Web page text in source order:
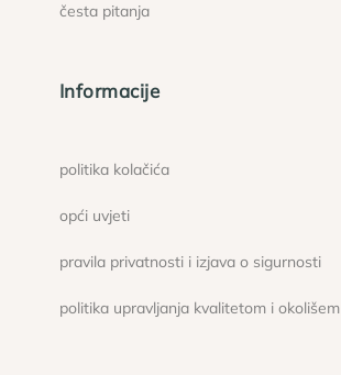
česta pitanja
Informacije
politika kolačića
opći uvjeti
pravila privatnosti i izjava o sigurnosti
politika upravljanja kvalitetom i okolišem